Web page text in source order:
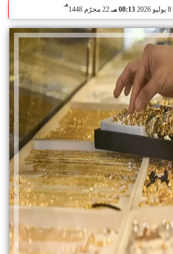
08:13 مـ 22 محرّم 1448
هـ